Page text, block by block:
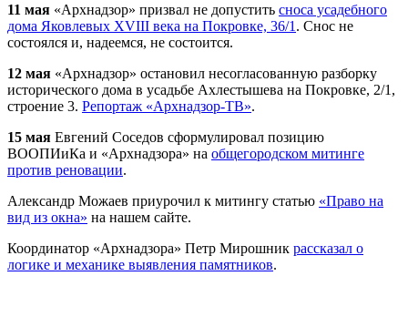
11 мая «Архнадзор» призвал не допустить сноса усадебного
дома Яковлевых XVIII века на Покровке, 36/1 . Снос не
состоялся и, надеемся, не состоится.
12 мая «Архнадзор» остановил несогласованную разборку
исторического дома в усадьбе Ахлестышева на Покровке, 2/1,
строение 3. Репортаж «Архнадзор-ТВ».
15 мая Евгений Соседов сформулировал позицию
ВООПИиКа и «Архнадзора» на общегородском митинге
против реновации.
Александр Можаев приурочил к митингу статью «Право на
вид из окна» на нашем сайте.
Координатор «Архнадзора» Петр Мирошник рассказал о
логике и механике выявления памятников.